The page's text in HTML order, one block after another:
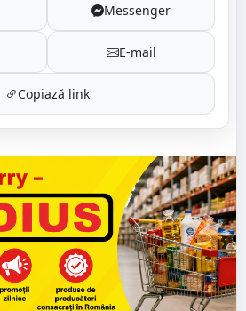
Messenger
E-mail
Copiază link